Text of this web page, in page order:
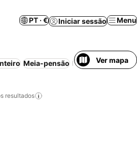
PT · € Iniciar sessão Menu
Meia-pensão Pequeno-almoço
Ver mapa
resultados